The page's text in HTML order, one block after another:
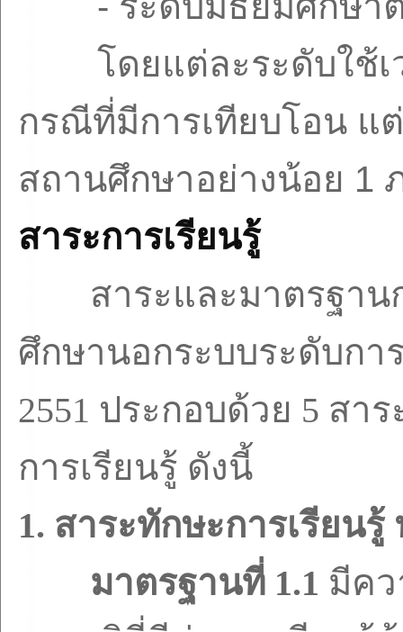
โดยแต่ละระดับใช้
กรณีที่มีการเทียบโอน แ
สถานศึกษาอย่างน้อย 1
สาระการเรียนรู้
สาระและมาตรฐา
ศึกษานอกระบบระดับก
2551 ประกอบด้วย 5 สาร
การเรียนรู้ ดังนี้
1. สาระทักษะการเรียน
มาตรฐานที่ 1.1 มีคว